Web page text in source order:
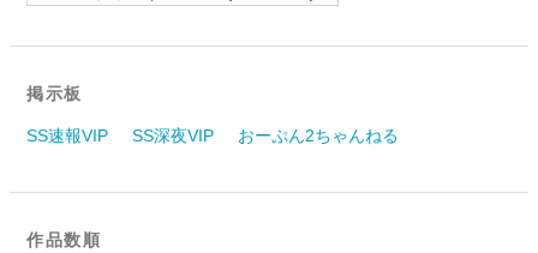
掲示板
SS速報VIP SS深夜VIP おーぷん2ちゃんねる
作品数順